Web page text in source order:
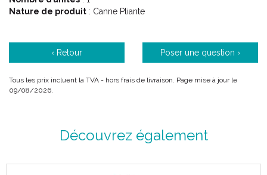
Nature de produit : Canne Pliante
‹ Retour Poser une question ›
Tous les prix incluent la TVA - hors frais de livraison. Page mise à jour le
09/08/2026.
Découvrez également